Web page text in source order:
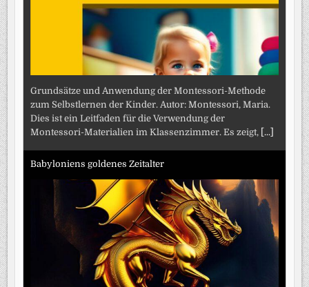
Grundsätze und Anwendung der Montessori-Methode
zum Selbstlernen der Kinder. Autor: Montessori, Maria.
Dies ist ein Leitfaden für die Verwendung der
Montessori-Materialien im Klassenzimmer. Es zeigt, [...]
Babyloniens goldenes Zeitalter